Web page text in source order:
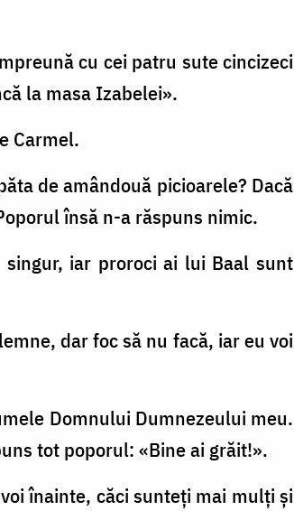
cu cei patru sute cincizeci
la masa Izabelei».
Carmel.
de amândouă picioarele? Dacă
însă n-a răspuns nimic.
iar proroci ai lui Baal sunt
dar foc să nu facă, iar eu voi
Domnului Dumnezeului meu.
tot poporul: «Bine ai grăit!».
înainte, căci sunteţi mai mulţi şi